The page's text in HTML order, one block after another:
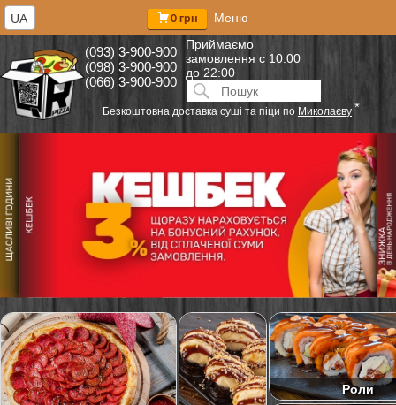
(093) 3-900-900
(098) 3-900-900
(066) 3-900-900
Приймаємо
замовлення с 10:00
до 22:00
Искать:ПОИСК
0 грн Меню
Безкоштовна доставка суші та піци по Миколаєву *
UA
Роли